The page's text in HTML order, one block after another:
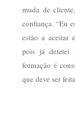
muda de
confiança. “Eu
estão a aceitar
pois já detetei
formação é
que deve ser